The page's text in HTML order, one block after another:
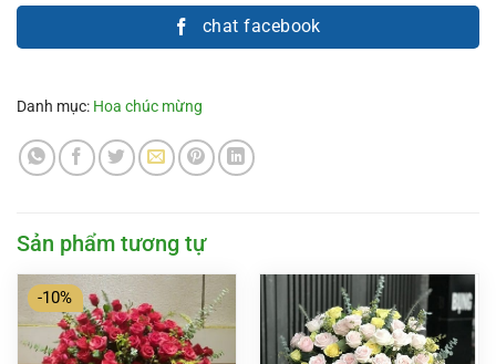
chat facebook
Danh mục: Hoa chúc mừng
Sản phẩm tương tự
-10%